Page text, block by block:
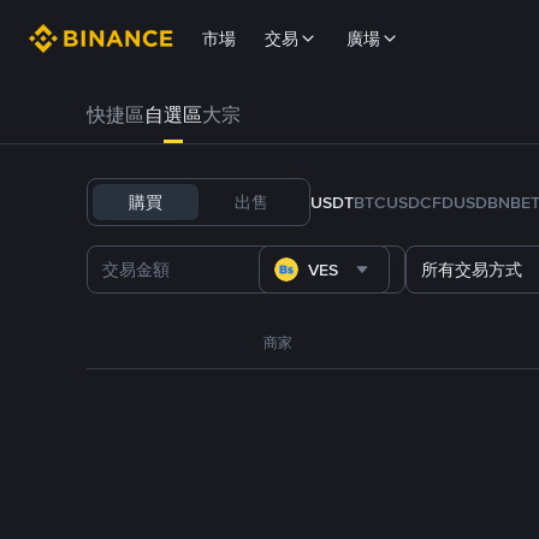
市場 交易 廣場
快捷區自選區大宗
購買 出售 USDTBTCUSDCFDUSDBNB
VES 所有交易方式
商家